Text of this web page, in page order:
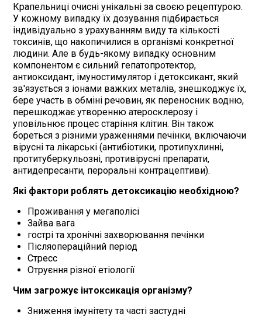
Крапельниці очисні унікальні за своєю рецептурою.
У кожному випадку їх дозування підбирається
індивідуально з урахуванням виду та кількості
токсинів, що накопичилися в організмі конкретної
людини. Але в будь-якому випадку основним
компонентом є сильний гепатопротектор,
антиоксидант, імуностимулятор і детоксикант, який
зв'язується з іонами важких металів, знешкоджує їх,
бере участь в обміні речовин, як переносник водню,
перешкоджає утворенню атеросклерозу і
уповільнює процес старіння клітин. Він також
бореться з різними ураженнями печінки, включаючи
вірусні та лікарські (антибіотики, протипухлинні,
протитуберкульозні, противірусні препарати,
антидепресанти, пероральні контрацептиви).
Які фактори роблять детоксикацію необхідною?
Проживання у мегаполісі
Зайва вага
гострі та хронічні захворювання печінки
Післяопераційний період
Стресс
Отруєння різної етіології
Чим загрожує інтоксикація організму?
Зниження імунітету та часті застудні